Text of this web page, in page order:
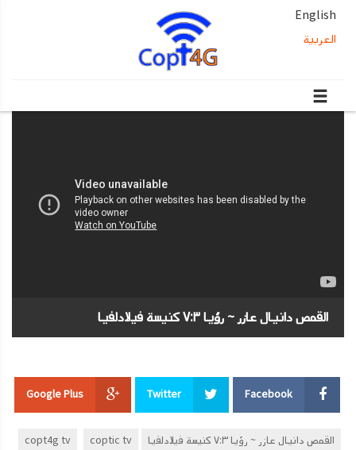
English
العربية
القمص دانيال عازر ~ رؤيا ٧:٣ كنيسة فيلادلفيا
Facebook
Twitter
Google Plus
القمص دانيال عازر ~ رؤيا ٧:٣ كنيسة فيلادلفيا coptic tv
copt4g tv